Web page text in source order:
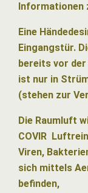
Informationen
Eine
Eingangstür.
bereits vor der
ist nur in
(stehen zur
Die Raumluft
COVIR
Viren,
sich mittels
befinden,